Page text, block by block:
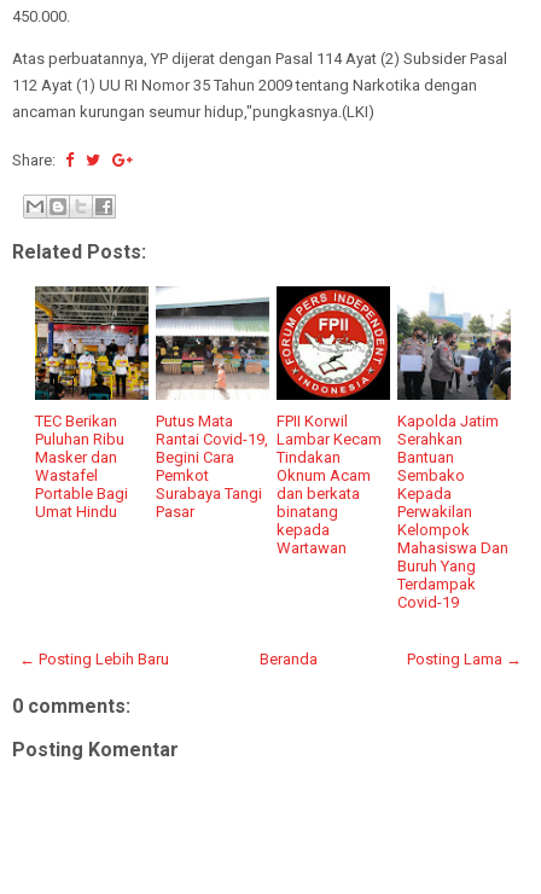
450.000.
Atas perbuatannya, YP dijerat dengan Pasal 114 Ayat (2) Subsider Pasal
112 Ayat (1) UU RI Nomor 35 Tahun 2009 tentang Narkotika dengan
ancaman kurungan seumur hidup,"pungkasnya.(LKI)
Share:
Related Posts:
TEC Berikan
Puluhan Ribu
Masker dan
Wastafel
Portable Bagi
Umat Hindu
Putus Mata
Rantai Covid-19,
Begini Cara
Pemkot
Surabaya Tangi
Pasar
FPII Korwil
Lambar Kecam
Tindakan
Oknum Acam
dan berkata
binatang
kepada
Wartawan
Kapolda Jatim
Serahkan
Bantuan
Sembako
Kepada
Perwakilan
Kelompok
Mahasiswa Dan
Buruh Yang
Terdampak
Covid-19
← Posting Lebih Baru Posting Lama →
Beranda
0 comments:
Posting Komentar